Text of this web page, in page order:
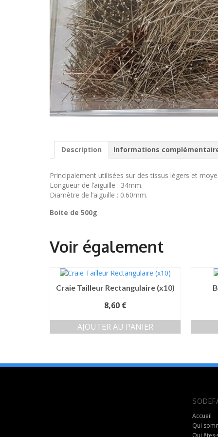
Description Informations
Principalement utilisées sur des tissus légers et
Longueur de l’aiguille : 34mm.
Diamètre de l’aiguille : 0.60mm.
Boite de 500g.
Craie Tailleur Rectangulaire (x10)
8,60 €
AJOUTER AU PANIER
Accueil
Qui
Qui